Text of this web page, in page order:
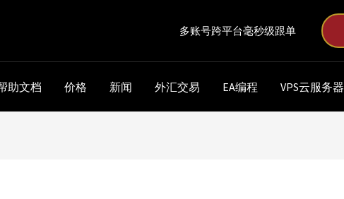
多账号跨平台毫秒级跟单
助文档 价格 新闻 外汇交易 EA编程 VPS云服务器